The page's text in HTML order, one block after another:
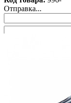
Отправка...